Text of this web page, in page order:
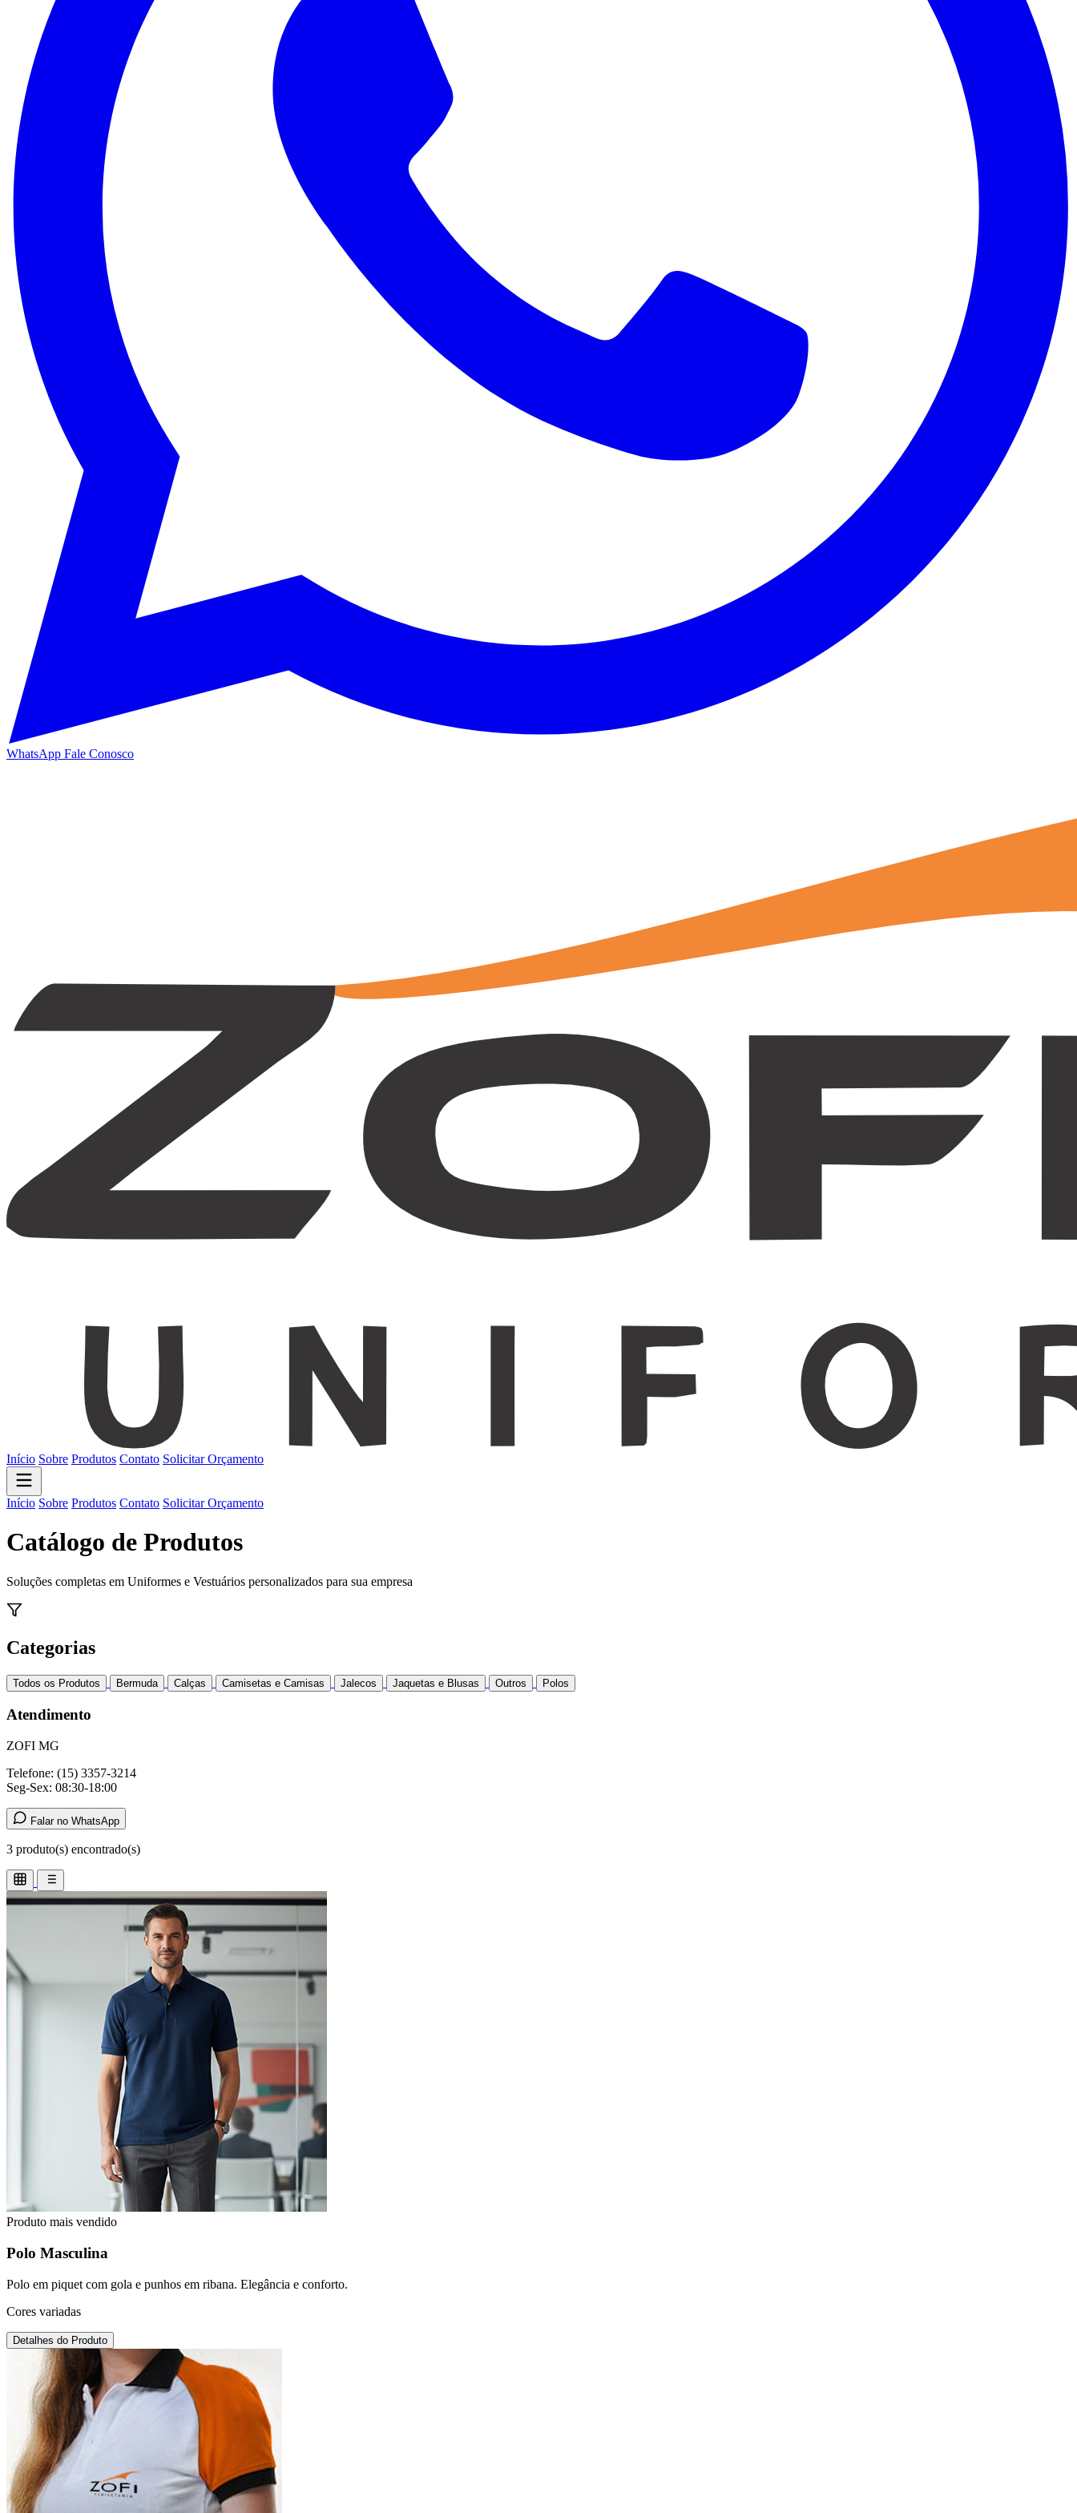
WhatsApp Fale Conosco
Início Sobre Produtos Contato Solicitar Orçamento
Início Sobre Produtos Contato Solicitar Orçamento
Catálogo de Produtos
Soluções completas em Uniformes e Vestuários personalizados para sua empresa
Categorias
Todos os Produtos Bermuda Calças Camisetas e Camisas Jalecos Jaquetas e Blusas Outros Polos
Atendimento
ZOFI MG
Telefone: (15) 3357-3214
Seg-Sex: 08:30-18:00
Falar no WhatsApp
3 produto(s) encontrado(s)
Produto mais vendido
Polo Masculina
Polo em piquet com gola e punhos em ribana. Elegância e conforto.
Cores variadas
Detalhes do Produto